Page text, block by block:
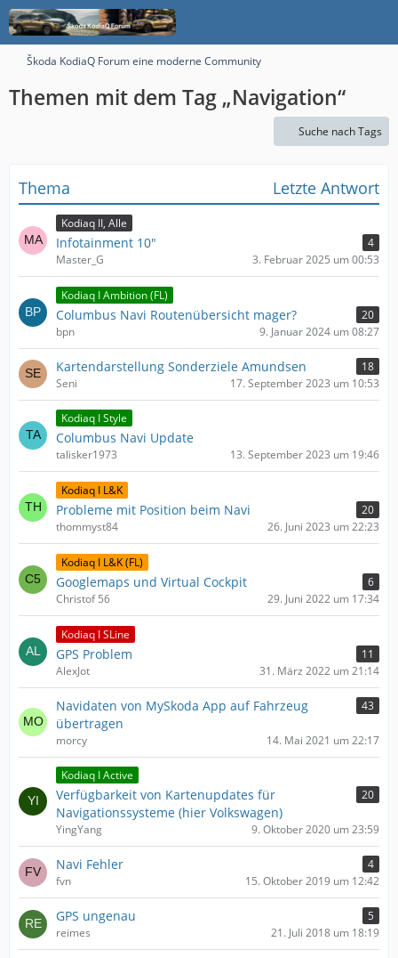
Škoda KodiaQ Forum eine moderne Community
Themen mit dem Tag „Navigation“
Suche nach Tags
Thema Letzte Antwort
Kodiaq II, Alle
Infotainment 10"
4
Master_G
3. Februar 2025 um 00:53
Kodiaq I Ambition (FL)
Columbus Navi Routenübersicht mager?
20
bpn
9. Januar 2024 um 08:27
Kartendarstellung Sonderziele Amundsen
18
Seni
17. September 2023 um 10:53
Kodiaq I Style
Columbus Navi Update
talisker1973 13. September 2023 um 19:46
Kodiaq I L&K
Probleme mit Position beim Navi
20
thommyst84
26. Juni 2023 um 22:23
Kodiaq I L&K (FL)
Googlemaps und Virtual Cockpit
6
Christof 56
29. Juni 2022 um 17:34
Kodiaq I SLine
GPS Problem
11
AlexJot
31. März 2022 um 21:14
Navidaten von MySkoda App auf Fahrzeug
übertragen
43
morcy 14. Mai 2021 um 22:17
Kodiaq I Active
Verfügbarkeit von Kartenupdates für
Navigationssysteme (hier Volkswagen)
20
YingYang 9. Oktober 2020 um 23:59
Navi Fehler
4
fvn
15. Oktober 2019 um 12:42
GPS ungenau
5
reimes
21. Juli 2018 um 18:19